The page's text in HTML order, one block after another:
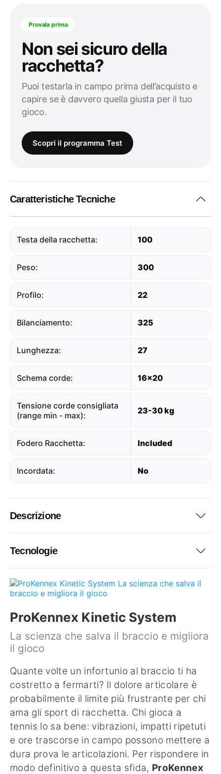
Provala prima
Non sei sicuro della
racchetta?
Puoi testarla in campo prima dell’acquisto e
capire se è davvero quella giusta per il tuo
gioco.
Scopri il programma Test
Caratteristiche Tecniche
Testa della racchetta: 100
Peso: 300
Profilo: 22
Bilanciamento: 325
Lunghezza: 27
Schema corde: 16x20
Tensione corde consigliata
(range min - max):
23-30 kg
Fodero Racchetta: Included
Incordata: No
Descrizione
Tecnologie
ProKennex Kinetic System
La scienza che salva il braccio e migliora
il gioco
Quante volte un infortunio al braccio ti ha
costretto a fermarti? Il dolore articolare è
probabilmente il limite più frustrante per chi
ama gli sport di racchetta. Chi gioca a
tennis lo sa bene: vibrazioni, impatti ripetuti
e ore trascorse in campo possono mettere a
dura prova le articolazioni. Per rispondere in
modo definitivo a questa sfida, ProKennex